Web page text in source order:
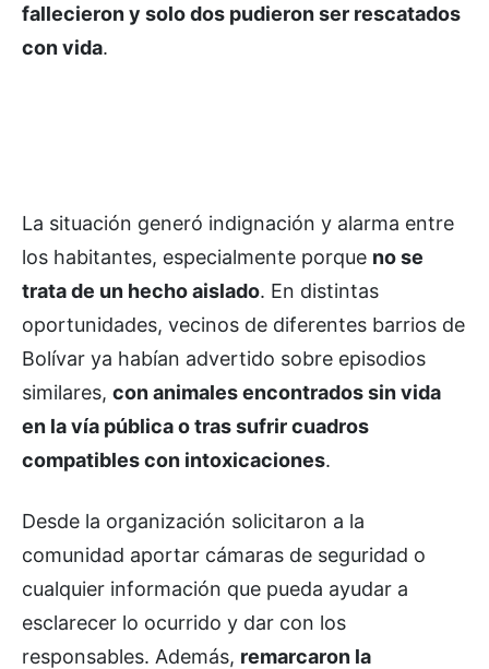
fallecieron y solo dos pudieron ser rescatados
con vida.
La situación generó indignación y alarma entre
los habitantes, especialmente porque no se
trata de un hecho aislado. En distintas
oportunidades, vecinos de diferentes barrios de
Bolívar ya habían advertido sobre episodios
similares, con animales encontrados sin vida
en la vía pública o tras sufrir cuadros
compatibles con intoxicaciones.
Desde la organización solicitaron a la
comunidad aportar cámaras de seguridad o
cualquier información que pueda ayudar a
esclarecer lo ocurrido y dar con los
responsables. Además, remarcaron la